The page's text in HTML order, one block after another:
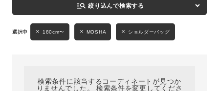
manage_search 絞り込んで検索する
180cm〜 MOSHA ショルダーバッグ
検索条件に該当するコーディネートが見つか
りませんでした。 検索条件を変更してくださ